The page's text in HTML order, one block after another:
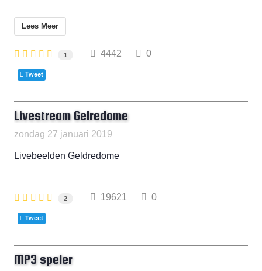
Lees Meer
1 4442 0
Tweet
Livestream Gelredome
zondag 27 januari 2019
Livebeelden Geldredome
2 19621 0
Tweet
MP3 speler